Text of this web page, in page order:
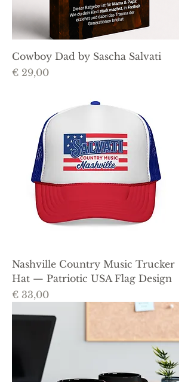
Cowboy Dad by Sascha Salvati
Prijs
€ 29,00
Nashville Country Music Trucker
Hat — Patriotic USA Flag Design
Prijs
€ 33,00